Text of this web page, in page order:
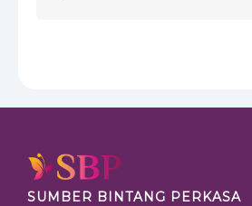
SUMBER BINTANG PERKASA